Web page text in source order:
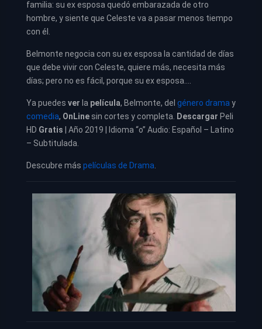
familia: su ex esposa quedó embarazada de otro
hombre, y siente que Celeste va a pasar menos tiempo
con él.
Belmonte negocia con su ex esposa la cantidad de días
que debe vivir con Celeste, quiere más, necesita más
días; pero no es fácil, porque su ex esposa….
Ya puedes ver la película, Belmonte, del género dramay
comedia, OnLine sin cortes y completa. Descargar Peli
HD Gratis | Año 2019 | Idioma “o” Audio: Español – Latino
– Subtitulada.
Descubre más películas de Drama.